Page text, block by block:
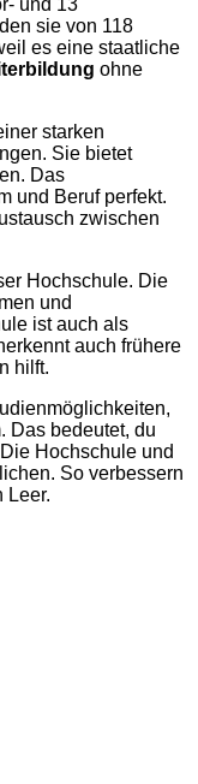
und 13
sie von 118
es eine staatliche
ohne
starken
Sie bietet
Das
und Beruf perfekt.
zwischen
Hochschule. Die
und
ist auch als
auch frühere
hilft.
Das bedeutet, du
Hochschule und
So verbessern
Leer.